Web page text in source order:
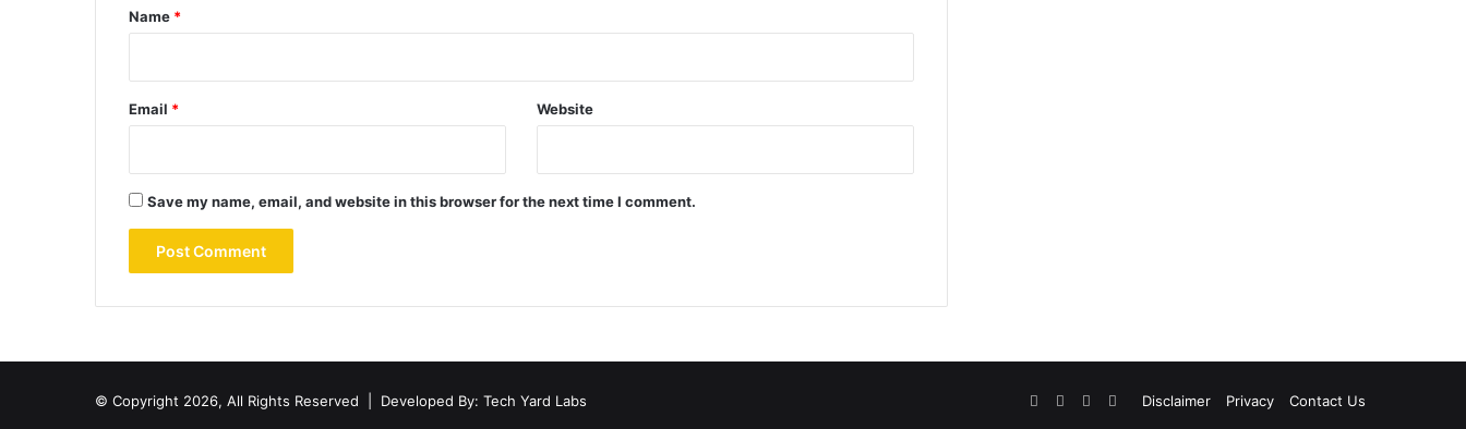
*
Name *
Email * Website
Save my name, email, and website in this browser for the next time I comment.
© Copyright 2026, All Rights Reserved | Developed By: Tech Yard Labs Disclaimer Privacy Contact Us
FacebookYouTubeInstagram